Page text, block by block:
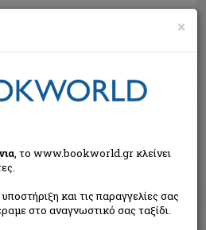
×
, το www.bookworld.gr κλείνει
και τις παραγγελίες σας
στο αναγνωστικό σας ταξίδι.